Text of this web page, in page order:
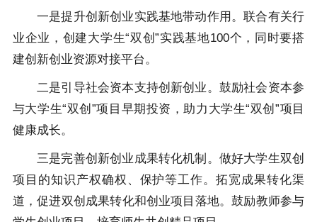
一是提升创新创业实践基地带动作用。联合有关行
业企业，创建大学生“双创”实践基地100个，同时要搭
建创新创业资源对接平台。
二是引导社会资本支持创新创业。鼓励社会资本参
与大学生“双创”项目早期投资，助力大学生“双创”项目
健康成长。
三是完善创新创业成果转化机制。做好大学生双创
项目的知识产权确权、保护等工作。拓宽成果转化渠
道，促进双创成果转化和创业项目落地。鼓励教师参与